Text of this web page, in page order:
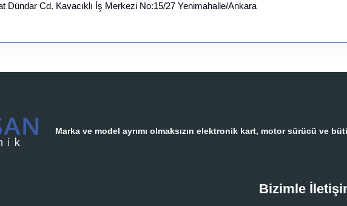
Dündar Cd. Kavacıklı İş Merkezi No:15/27 Yenimahalle/Ankara
Marka ve model ayrımı olmaksızın elektronik kart, motor sürücü ve
Bizimle